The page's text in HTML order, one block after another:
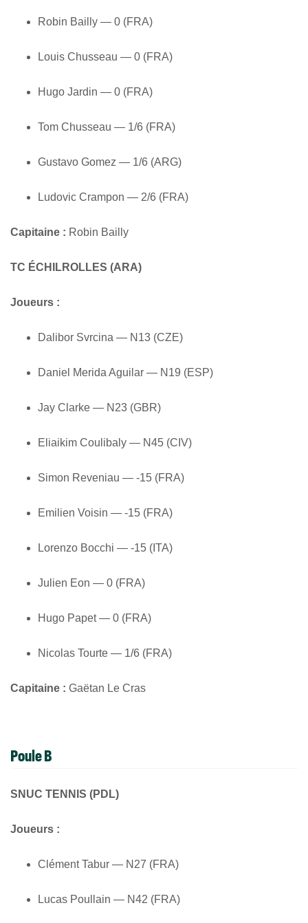
Robin Bailly — 0 (FRA)
Louis Chusseau — 0 (FRA)
Hugo Jardin — 0 (FRA)
Tom Chusseau — 1/6 (FRA)
Gustavo Gomez — 1/6 (ARG)
Ludovic Crampon — 2/6 (FRA)
Capitaine : Robin Bailly
TC ÉCHILROLLES (ARA)
Joueurs :
Dalibor Svrcina — N13 (CZE)
Daniel Merida Aguilar — N19 (ESP)
Jay Clarke — N23 (GBR)
Eliaikim Coulibaly — N45 (CIV)
Simon Reveniau — -15 (FRA)
Emilien Voisin — -15 (FRA)
Lorenzo Bocchi — -15 (ITA)
Julien Eon — 0 (FRA)
Hugo Papet — 0 (FRA)
Nicolas Tourte — 1/6 (FRA)
Capitaine : Gaëtan Le Cras
Poule B
SNUC TENNIS (PDL)
Joueurs :
Clément Tabur — N27 (FRA)
Lucas Poullain — N42 (FRA)